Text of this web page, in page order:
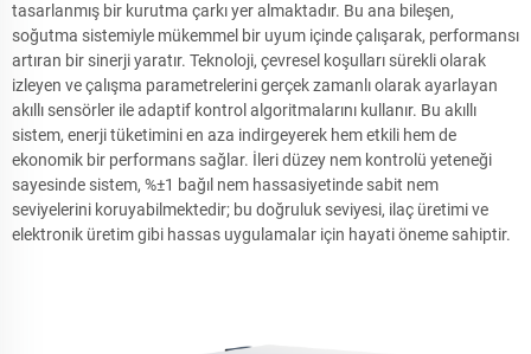
tasarlanmış bir kurutma çarkı yer almaktadır. Bu ana bileşen,
soğutma sistemiyle mükemmel bir uyum içinde çalışarak, performansı
artıran bir sinerji yaratır. Teknoloji, çevresel koşulları sürekli olarak
izleyen ve çalışma parametrelerini gerçek zamanlı olarak ayarlayan
akıllı sensörler ile adaptif kontrol algoritmalarını kullanır. Bu akıllı
sistem, enerji tüketimini en aza indirgeyerek hem etkili hem de
ekonomik bir performans sağlar. İleri düzey nem kontrolü yeteneği
sayesinde sistem, %±1 bağıl nem hassasiyetinde sabit nem
seviyelerini koruyabilmektedir; bu doğruluk seviyesi, ilaç üretimi ve
elektronik üretim gibi hassas uygulamalar için hayati öneme sahiptir.